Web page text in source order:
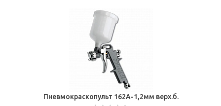
Пневмокраскопульт 162А-1,2мм верх.б.